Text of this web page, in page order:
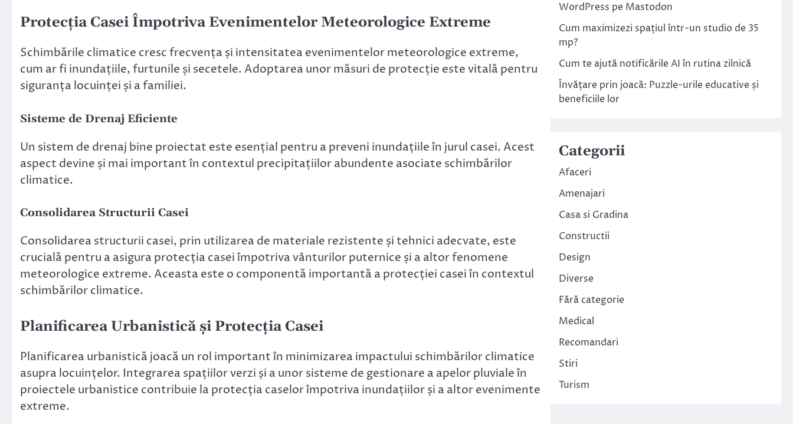
Protecția Casei Împotriva Evenimentelor Meteorologice Extreme
Schimbările climatice cresc frecvența și intensitatea evenimentelor meteorologice extreme,
cum ar fi inundațiile, furtunile și secetele. Adoptarea unor măsuri de protecție este vitală pentru
siguranța locuinței și a familiei.
Sisteme de Drenaj Eficiente
Un sistem de drenaj bine proiectat este esențial pentru a preveni inundațiile în jurul casei. Acest
aspect devine și mai important în contextul precipitațiilor abundente asociate schimbărilor
climatice.
Consolidarea Structurii Casei
Consolidarea structurii casei, prin utilizarea de materiale rezistente și tehnici adecvate, este
crucială pentru a asigura protecția casei împotriva vânturilor puternice și a altor fenomene
meteorologice extreme. Aceasta este o componentă importantă a protecției casei în contextul
schimbărilor climatice.
Planificarea Urbanistică și Protecția Casei
Planificarea urbanistică joacă un rol important în minimizarea impactului schimbărilor climatice
asupra locuințelor. Integrarea spațiilor verzi și a unor sisteme de gestionare a apelor pluviale în
proiectele urbanistice contribuie la protecția caselor împotriva inundațiilor și a altor evenimente
extreme.
WordPress pe Mastodon
Cum maximizezi spațiul într-un studio de 35
mp?
Cum te ajută notificările AI în rutina zilnică
Învățare prin joacă: Puzzle-urile educative și
beneficiile lor
Categorii
Afaceri
Amenajari
Casa si Gradina
Constructii
Design
Diverse
Fără categorie
Medical
Recomandari
Stiri
Turism